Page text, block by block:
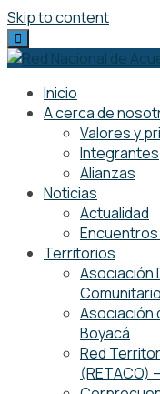
Skip to content
Inicio
A cerca de
Valores y
Integrantes
Alianzas
Noticias
Actualidad
Territorios
Asociación
Asociación
Boyacá
Red
(RETACO)